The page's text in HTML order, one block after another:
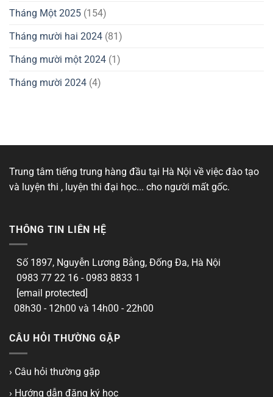
Tháng Một 2025 (154)
Tháng mười hai 2024 (81)
Tháng mười một 2024 (1)
Tháng mười 2024 (4)
Trung tâm tiếng trung hàng đầu tại Hà Nội về việc đào tạo
và luyện thi , luyện thi đại học... cho người mất gốc.
THÔNG TIN LIÊN HỆ
Số 1897, Nguyễn Lương Bằng, Đống Đa, Hà Nội
0983 77 22 16 - 0983 8833 1
[email protected]
08h30 - 12h00 và 14h00 - 22h00
CÂU HỎI THƯỜNG GẶP
› Câu hỏi thường gặp
› Hướng dẫn đăng ký học